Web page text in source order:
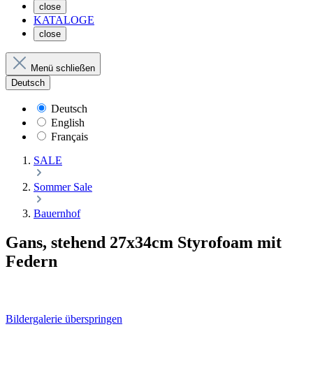
close
KATALOGE
close
Menü schließen
Deutsch
Deutsch
English
Français
SALE
Sommer Sale
Bauernhof
Gans, stehend 27x34cm Styrofoam mit
Federn
Bildergalerie überspringen